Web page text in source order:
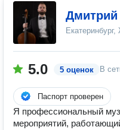
5.0 5 оценок В
Паспорт проверен
Я профессиональный
мероприятий,